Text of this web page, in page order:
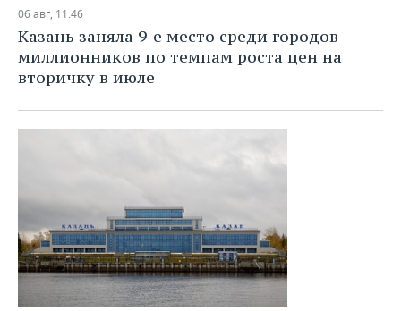
НЕФТЕХИМИЯ
НЕФТЬ
ОПК
ЭНЕРГЕТИКА
РОЗНИЧНАЯ ТОРГОВЛЯ
ТРАНСПОРТ
УСЛУГИ
НОВОСТИ ТЕХНОЛОГИЙ
IT
МЕДИА
МЕРОПРИЯТИЯ
НОВОСТИ МЕРОПРИЯТИЙ
ВЫЕЗДНАЯ РЕДАКЦИЯ
ONLINE-КОНФЕРЕНЦИИ
ОТКРЫТАЯ ЛЕКЦИЯ
СПОРТ
НОВОСТИ СПОРТА
ХОККЕЙ
БАСКЕТБОЛ
ВОЛЕЙБОЛ
ОБЩЕСТВО
ВЛАСТЬ
ИНФРАСТРУКТУРА
ИСТОРИЯ
СЮЖЕТЫ
СПРАВОЧНИК
СПИСОК ПЕРСОН
ПОЛНАЯ ВЕРСИЯ
06 авг, 11:46
Казань заняла 9-е место среди городов-
миллионников по темпам роста цен на
вторичку в июле